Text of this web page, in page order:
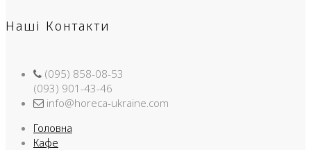
Наші Контакти
(095) 858-08-53
(093) 901-43-46
info@horeca-ukraine.com
Головна
Кафе